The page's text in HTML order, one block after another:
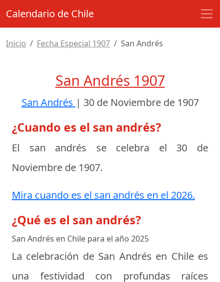
Calendario de Chile
Inicio Fecha Especial 1907 San Andrés
San Andrés 1907
San Andrés | 30 de Noviembre de 1907
¿Cuando es el san andrés?
El san andrés se celebra el 30 de
Noviembre de 1907.
Mira cuando es el san andrés en el 2026.
¿Qué es el san andrés?
San Andrés en Chile para el año 2025
La celebración de San Andrés en Chile es
una festividad con profundas raíces